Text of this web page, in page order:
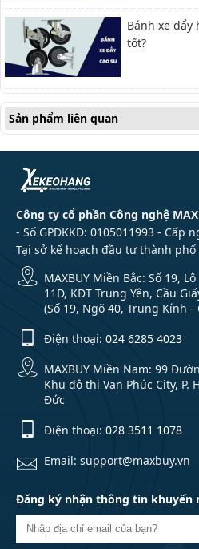
Bánh xe đẩy
tốt?
Sản phẩm liên quan
Công ty cổ phần Công nghệ
- Số GPDKKD: 0105011993 - Cấp
Tại sở kế hoạch đầu tư thành phố
MAXBUY Miền Bắc: Số 19,
11D, KĐT Trung Yên, Cầu
(Số 19, Ngõ 40, Trung Kính -
Điện thoại: 024 6285 4023
MAXBUY Miền Nam: 99
Khu đô thị Vạn Phúc City, P.
Đức
Điện thoại: 028 3511 1078
Email: support@maxbuy.vn
Đăng ký nhận thông tin khuyến